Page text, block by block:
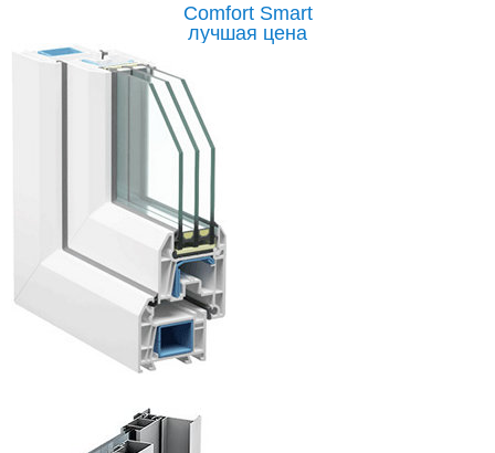
Comfort Smart
лучшая цена